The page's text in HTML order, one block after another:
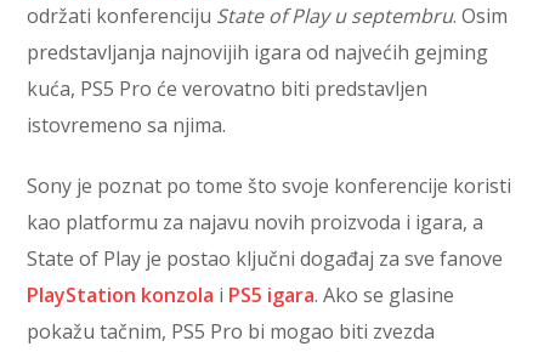
održati konferenciju State of Play u septembru. Osim
predstavljanja najnovijih igara od najvećih gejming
kuća, PS5 Pro će verovatno biti predstavljen
istovremeno sa njima.
Sony je poznat po tome što svoje konferencije koristi
kao platformu za najavu novih proizvoda i igara, a
State of Play je postao ključni događaj za sve fanove
PlayStation konzola i PS5 igara. Ako se glasine
pokažu tačnim, PS5 Pro bi mogao biti zvezda